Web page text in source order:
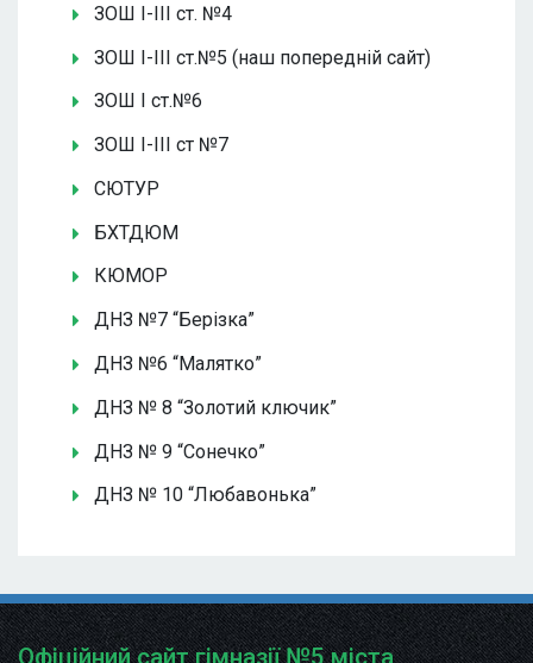
ЗОШ І-ІІІ ст. №4
ЗОШ І-ІІІ ст.№5 (наш попередній сайт)
ЗОШ І ст.№6
ЗОШ І-ІІІ ст №7
СЮТУР
БХТДЮМ
КЮМОР
ДНЗ №7 “Берізка”
ДНЗ №6 “Малятко”
ДНЗ № 8 “Золотий ключик”
ДНЗ № 9 “Сонечко”
ДНЗ № 10 “Любавонька”
Офіційний сайт гімназії №5 міста